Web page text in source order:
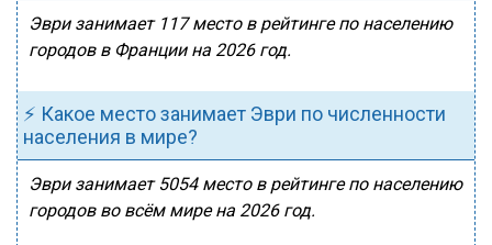
Эври занимает 117 место в рейтинге по населению
городов в Франции на 2026 год.
⚡ Какое место занимает Эври по численности
населения в мире?
Эври занимает 5054 место в рейтинге по населению
городов во всём мире на 2026 год.